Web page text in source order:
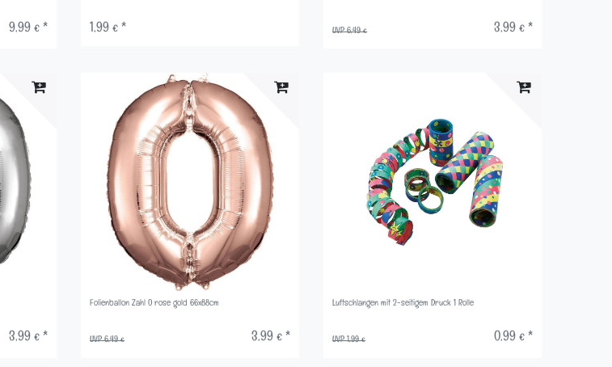
9,99 € * 1,99 € * UVP 6,49 € 3,99 € *
3,99 € *
Folienballon Zahl 0 rose gold 66x88cm
UVP 6,49 € 3,99 € *
Luftschlangen mit 2-seitigem Druck 1 Rolle
UVP 1,99 € 0,99 € *